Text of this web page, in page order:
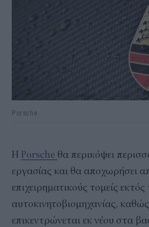
Porsche
Η Porsche θα περικόψει
εργασίας και θα αποχωρήσει
επιχειρηματικούς τομείς εκτός
αυτοκινητοβιομηχανίας,
επικεντρώνεται εκ νέου στα